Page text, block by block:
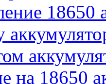
18650
на 18650